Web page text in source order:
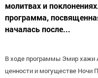
молитвах и
программа,
началась после...
В ходе программы Эмир хажи
ценности и могуществе Ночи